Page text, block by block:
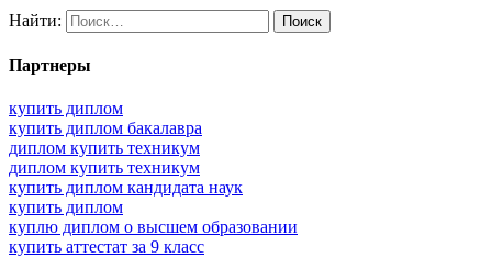
Найти:
Партнеры
купить диплом
купить диплом бакалавра
диплом купить техникум
диплом купить техникум
купить диплом кандидата наук
купить диплом
куплю диплом о высшем образовании
купить аттестат за 9 класс